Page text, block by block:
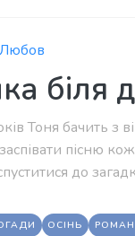
Любов
біля
Тоня бачить з
пісню
до
ОСІНЬ